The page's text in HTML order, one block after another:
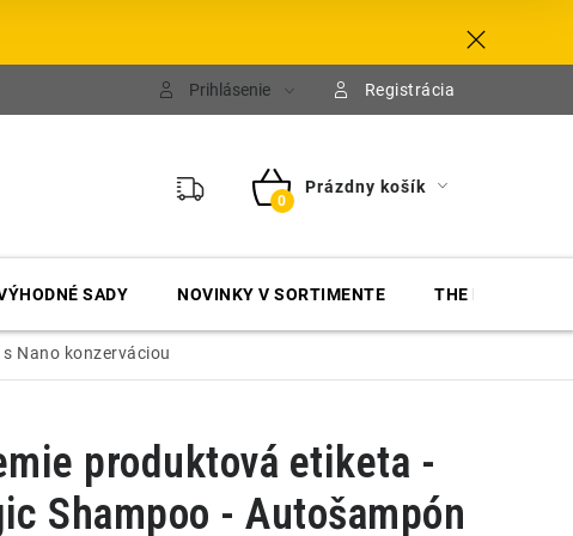
Prihlásenie Registrácia
NÁKUPNÝ
Prázdny košík
SADY NOVINKY V SORTIMENTE THE FINISHER
Nano konzerváciou
produktová etiketa -
Shampoo - Autošampón